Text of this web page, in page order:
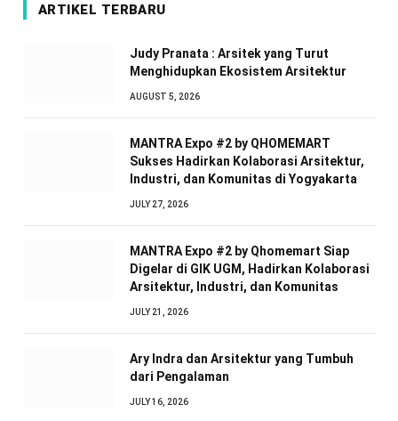
ARTIKEL TERBARU
Judy Pranata : Arsitek yang Turut
Menghidupkan Ekosistem Arsitektur
AUGUST 5, 2026
MANTRA Expo #2 by QHOMEMART
Sukses Hadirkan Kolaborasi Arsitektur,
Industri, dan Komunitas di Yogyakarta
JULY 27, 2026
MANTRA Expo #2 by Qhomemart Siap
Digelar di GIK UGM, Hadirkan Kolaborasi
Arsitektur, Industri, dan Komunitas
JULY 21, 2026
Ary Indra dan Arsitektur yang Tumbuh
dari Pengalaman
JULY 16, 2026